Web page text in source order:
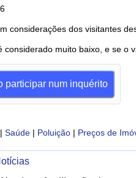
considerações dos visitantes
considerado muito baixo, e se o
participar num inquérito
| Saúde | Poluição | Preços de